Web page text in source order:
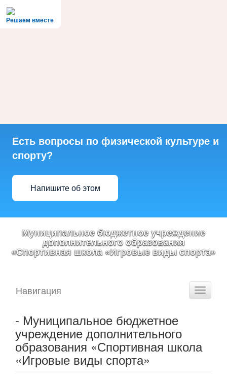
Решаем вместе
Есть вопросы по физической культуре и
спорту?
Напишите об этом
Муниципальное бюджетное учреждение
дополнительного образования
«Спортивная школа «Игровые виды спорта»
Toggle
Навигация
- Муниципальное бюджетное
учреждение дополнительного
образования «Спортивная школа
«Игровые виды спорта»